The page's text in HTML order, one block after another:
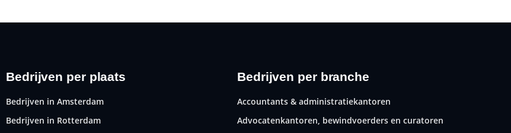
Bedrijven per plaats
Bedrijven in Amsterdam
Bedrijven in Rotterdam
Bedrijven per branche
Accountants & administratiekantoren
Advocatenkantoren, bewindvoerders en curatoren